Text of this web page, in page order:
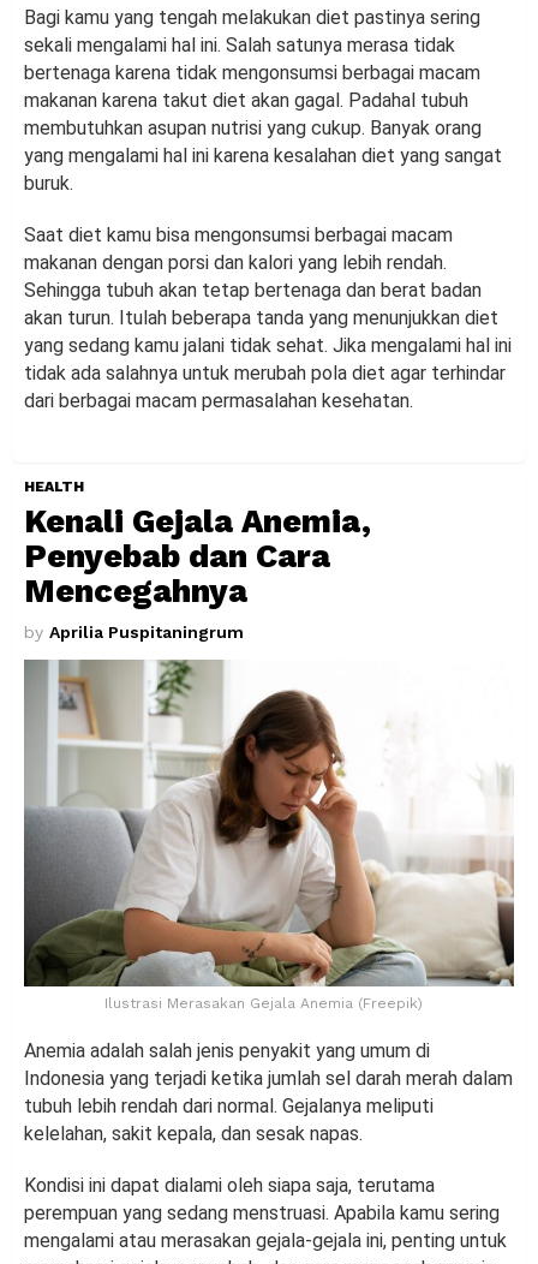
Bagi kamu yang tengah melakukan diet pastinya sering
sekali mengalami hal ini. Salah satunya merasa tidak
bertenaga karena tidak mengonsumsi berbagai macam
makanan karena takut diet akan gagal. Padahal tubuh
membutuhkan asupan nutrisi yang cukup. Banyak orang
yang mengalami hal ini karena kesalahan diet yang sangat
buruk.
Saat diet kamu bisa mengonsumsi berbagai macam
makanan dengan porsi dan kalori yang lebih rendah.
Sehingga tubuh akan tetap bertenaga dan berat badan
akan turun. Itulah beberapa tanda yang menunjukkan diet
yang sedang kamu jalani tidak sehat. Jika mengalami hal ini
tidak ada salahnya untuk merubah pola diet agar terhindar
dari berbagai macam permasalahan kesehatan.
HEALTH
Kenali Gejala Anemia,
Penyebab dan Cara
Mencegahnya
by Aprilia Puspitaningrum
Ilustrasi Merasakan Gejala Anemia (Freepik)
Anemia adalah salah jenis penyakit yang umum di
Indonesia yang terjadi ketika jumlah sel darah merah dalam
tubuh lebih rendah dari normal. Gejalanya meliputi
kelelahan, sakit kepala, dan sesak napas.
Kondisi ini dapat dialami oleh siapa saja, terutama
perempuan yang sedang menstruasi. Apabila kamu sering
mengalami atau merasakan gejala-gejala ini, penting untuk